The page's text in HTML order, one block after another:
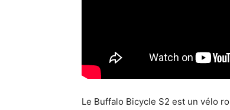
Le Buffalo Bicycle S2 est un vélo